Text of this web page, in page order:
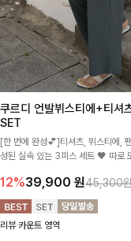
쿠르디 언발뷔스티에+티셔
SET
[한 번에 완성💕]티셔츠, 뷔스티에,
성된 실속 있는 3피스 세트 🖤 따로
12%39,900 원45,300
리뷰 카운트 영역